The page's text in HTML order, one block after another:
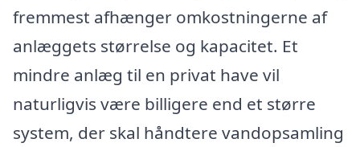
fremmest afhænger omkostningerne af
anlæggets størrelse og kapacitet. Et
mindre anlæg til en privat have vil
naturligvis være billigere end et større
system, der skal håndtere vandopsamling